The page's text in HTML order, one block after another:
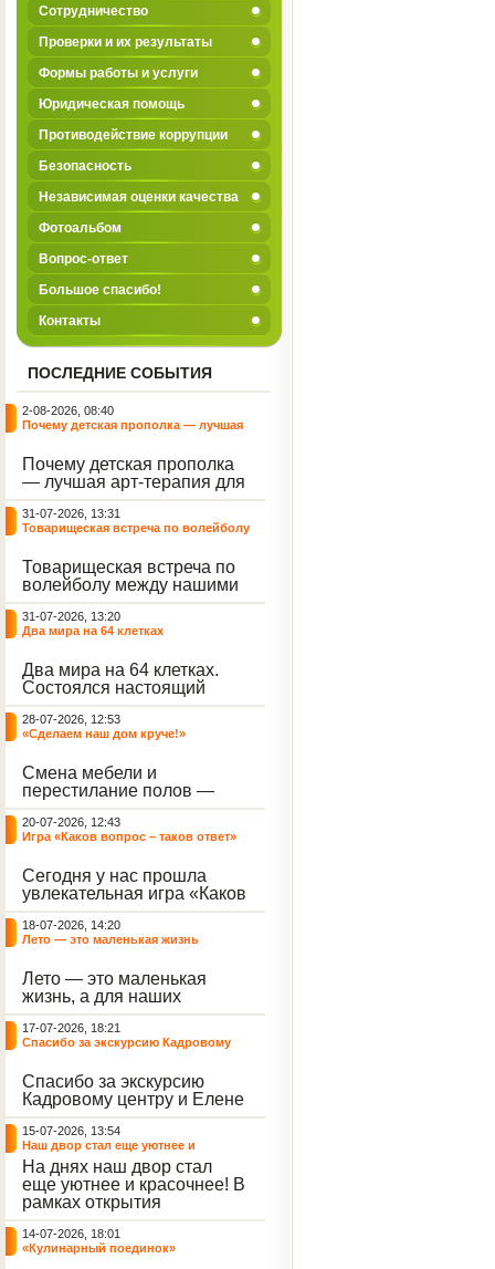
Сотрудничество
Проверки и их результаты
Формы работы и услуги
Юридическая помощь
Противодействие коррупции
Безопасность
Независимая оценки качества
Фотоальбом
Вопрос-ответ
Большое спасибо!
Контакты
ПОСЛЕДНИЕ СОБЫТИЯ
2-08-2026, 08:40
Почему детская прополка — лучшая
Почему детская прополка
— лучшая арт-терапия для
воспитателя?
31-07-2026, 13:31
Товарищеская встреча по волейболу
Товарищеская встреча по
волейболу между нашими
воспитанниками и
сельскими ребятами.
31-07-2026, 13:20
Два мира на 64 клетках
Два мира на 64 клетках.
Состоялся настоящий
интеллектуальный
праздник — турнир по
шахматам и шашкам.
небывалый ажиотаж среди
воспитанников, превратив
тихие залы центра в арену
напряжённых поединков,
громких аплодисментов и
жарких обсуждений.
28-07-2026, 12:53
«Сделаем наш дом круче!»
Смена мебели и
перестилание полов —
дело рук профессионалов.
А вот создание настоящего
домашнего уюта — задача
этой неделе ребята взяли
инициативу в свои руки и
устроили масштабную
генеральную уборку
жилого корпуса.
20-07-2026, 12:43
Игра «Каков вопрос – таков ответ»
Сегодня у нас прошла
увлекательная игра «Каков
вопрос – таков ответ»,
которая собрала самых
любознательных
игры выступил наш
воспитанник - Константин
Н., который по праву носит
звание самого читающего
и эрудированного
участника наших
мероприятий.
18-07-2026, 14:20
Лето — это маленькая жизнь
Лето — это маленькая
жизнь, а для наших
воспитанниц оно
наполнено открытиями. В
один из теплых дней мы
пластилин, книги и конечно
же телефоны, чтобы
отправиться на небольшую
цветочную охоту в
ближайший луг.
17-07-2026, 18:21
Спасибо за экскурсию Кадровому
Спасибо за экскурсию
Кадровому центру и Елене
Романовне за тёплую
встречу.
15-07-2026, 13:54
Наш двор стал еще уютнее и
красочнее!
На днях наш двор стал
еще уютнее и красочнее! В
рамках открытия
Социальной гостиной
нашего Центра, перед
воспитанниками была
14-07-2026, 18:01
«Кулинарный поединок»